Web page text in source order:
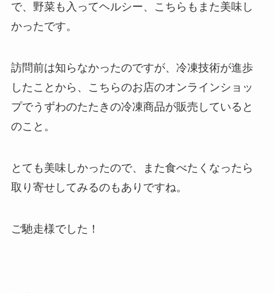
で、野菜も入ってヘルシー、こちらもまた美味し
かったです。
訪問前は知らなかったのですが、冷凍技術が進歩
したことから、こちらのお店のオンラインショッ
プでうずわのたたきの冷凍商品が販売していると
のこと。
とても美味しかったので、また食べたくなったら
取り寄せしてみるのもありですね。
ご馳走様でした！